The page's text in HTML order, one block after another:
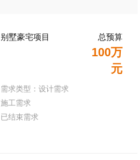
别墅豪宅项目 总预算
100万
元
需求类型：设计需求
施工需求
已结束需求